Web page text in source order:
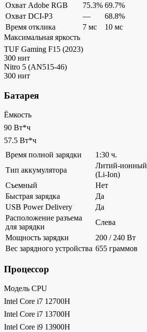
Охват Adobe RGB
75.3% 69.7%
Охват DCI-P3
—
68.8%
Время отклика
7 мс
10 мс
Максимальная яркость
TUF Gaming F15 (2023)
300 нит
Nitro 5 (AN515-46)
300 нит
Батарея
Ёмкость
90 Вт*ч
57.5 Вт*ч
Время полной зарядки
1:30 ч.
Тип аккумулятора
Литий-ионный
(Li-Ion)
Съемный
Нет
Быстрая зарядка
Да
USB Power Delivery
Да
Расположение разъема
для зарядки
Слева
Мощность зарядки
200 / 240 Вт
Вес зарядного устройства 655 граммов
Процессор
Модель CPU
Intel Core i7 12700H
Intel Core i7 13700H
Intel Core i9 13900H